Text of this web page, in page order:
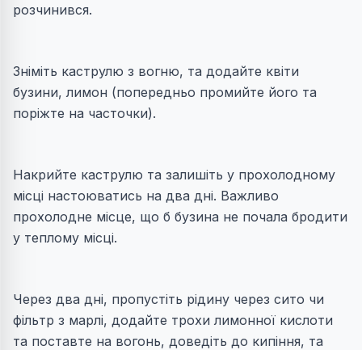
розчинився.
Зніміть каструлю з вогню, та додайте квіти
бузини, лимон (попередньо промийте його та
поріжте на часточки).
Накрийте каструлю та залишіть у прохолодному
місці настоюватись на два дні. Важливо
прохолодне місце, що б бузина не почала бродити
у теплому місці.
Через два дні, пропустіть рідину через сито чи
фільтр з марлі, додайте трохи лимонної кислоти
та поставте на вогонь, доведіть до кипіння, та